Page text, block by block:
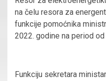
na čelu resora za
funkcije pomoćnika
2022. godine na period
Funkciju sekretara